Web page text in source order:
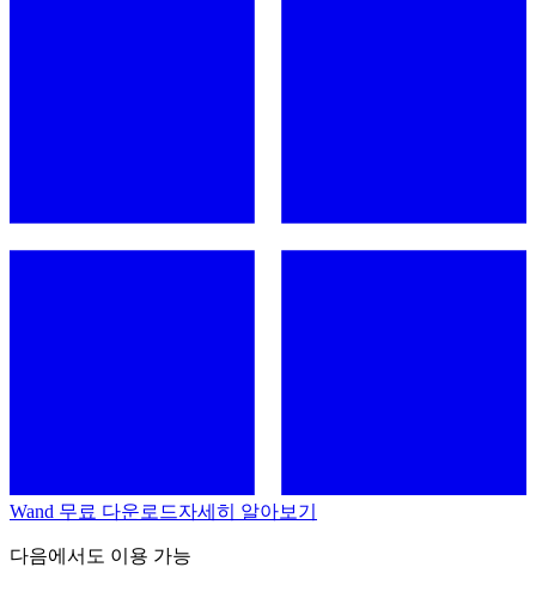
Wand 무료 다운로드자세히 알아보기
다음에서도 이용 가능